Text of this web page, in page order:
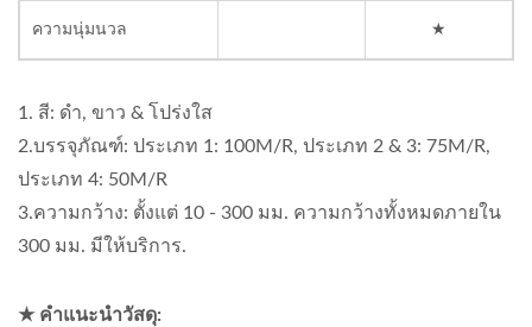
ความนุ่มนวล ★
1. สี: ดำ, ขาว & โปร่งใส
2.บรรจุภัณฑ์: ประเภท 1: 100M/R, ประเภท 2 & 3: 75M/R,
ประเภท 4: 50M/R
3.ความกว้าง: ตั้งแต่ 10 - 300 มม. ความกว้างทั้งหมดภายใน
300 มม. มีให้บริการ.
★ คำแนะนำวัสดุ: